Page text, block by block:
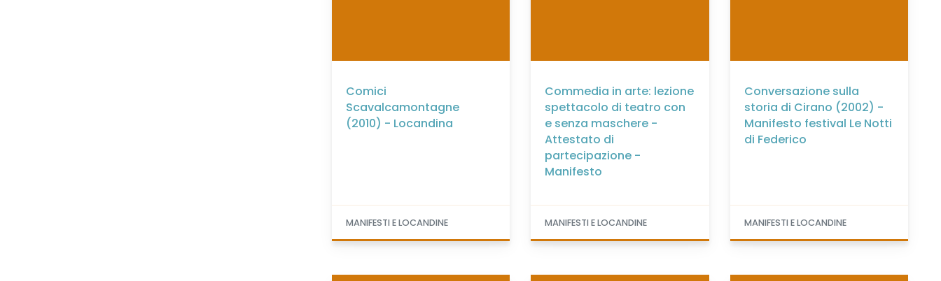
Comici
Scavalcamontagne
(2010) - Locandina
MANIFESTI E LOCANDINE
Commedia in arte: lezione
spettacolo di teatro con
e senza maschere -
Attestato di
partecipazione -
Manifesto
MANIFESTI E LOCANDINE
Conversazione sulla
storia di Cirano (2002) -
Manifesto festival Le Notti
di Federico
MANIFESTI E LOCANDINE